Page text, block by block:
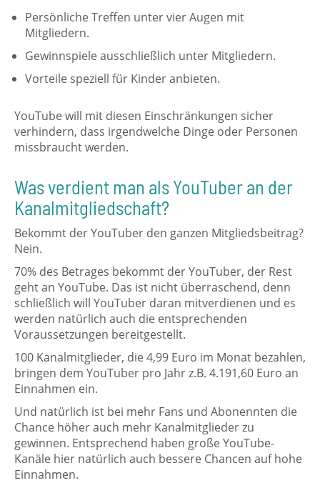
Persönliche Treffen unter vier Augen mit
Mitgliedern.
Gewinnspiele ausschließlich unter Mitgliedern.
Vorteile speziell für Kinder anbieten.
YouTube will mit diesen Einschränkungen sicher
verhindern, dass irgendwelche Dinge oder Personen
missbraucht werden.
Was verdient man als YouTuber an der
Kanalmitgliedschaft?
Bekommt der YouTuber den ganzen Mitgliedsbeitrag?
Nein.
70% des Betrages bekommt der YouTuber, der Rest
geht an YouTube. Das ist nicht überraschend, denn
schließlich will YouTuber daran mitverdienen und es
werden natürlich auch die entsprechenden
Voraussetzungen bereitgestellt.
100 Kanalmitglieder, die 4,99 Euro im Monat bezahlen,
bringen dem YouTuber pro Jahr z.B. 4.191,60 Euro an
Einnahmen ein.
Und natürlich ist bei mehr Fans und Abonennten die
Chance höher auch mehr Kanalmitglieder zu
gewinnen. Entsprechend haben große YouTube-
Kanäle hier natürlich auch bessere Chancen auf hohe
Einnahmen.